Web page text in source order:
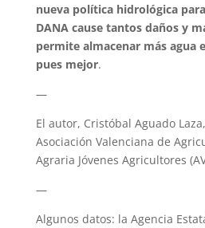
nueva política hidrológica
DANA cause tantos daños y
permite almacenar más agua
pues mejor.
—
El autor, Cristóbal Aguado
Asociación Valenciana de
Agraria Jóvenes Agricultores
—
Algunos datos: la Agencia